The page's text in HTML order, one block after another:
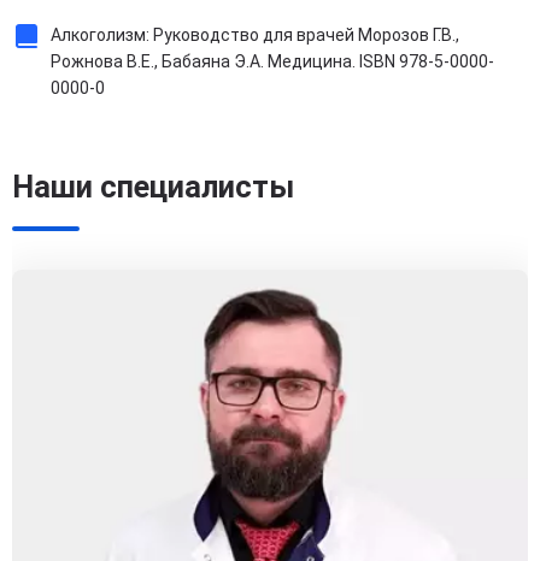
Алкоголизм: Руководство для врачей Морозов Г.В.,
Рожнова В.Е., Бабаяна Э.А. Медицина. ISBN 978-5-0000-
0000-0
Наши специалисты